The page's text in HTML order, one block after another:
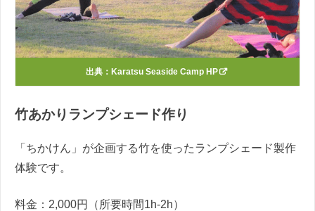
出典： Karatsu Seaside Camp HP
竹あかりランプシェード作り
「ちかけん」が企画する竹を使ったランプシェード製作
体験です。
料金：2,000円（所要時間1h-2h）